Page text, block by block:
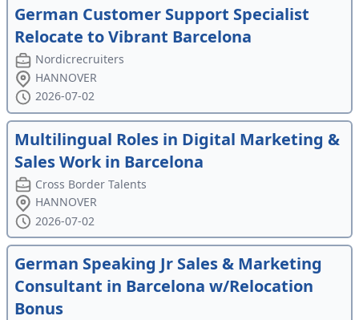
German Customer Support Specialist
Relocate to Vibrant Barcelona
Nordicrecruiters
HANNOVER
2026-07-02
Multilingual Roles in Digital Marketing &
Sales Work in Barcelona
Cross Border Talents
HANNOVER
2026-07-02
German Speaking Jr Sales & Marketing
Consultant in Barcelona w/Relocation
Bonus